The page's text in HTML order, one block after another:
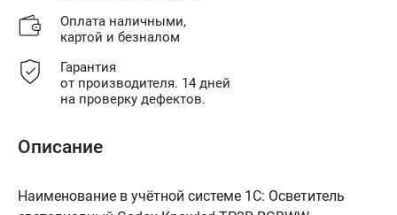
Оплата наличными,
картой и безналом
Гарантия
от производителя. 14 дней
на проверку дефектов.
Описание
Наименование в учётной системе 1С: Осветитель